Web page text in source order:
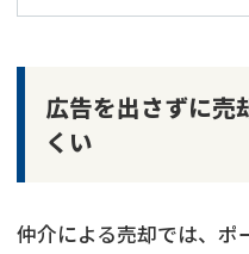
広告を出さずに売
くい
仲介による売却では、ポ